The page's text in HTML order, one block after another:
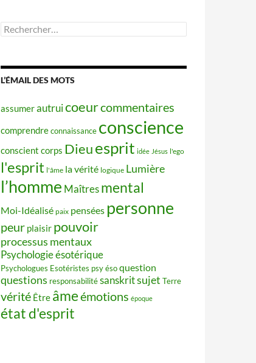
Rechercher :
L’ÉMAIL DES MOTS
assumerautruicoeurcommentaires
comprendreconnaissance conscience
conscient corps Dieuesprit idée Jésus l'ego
l'esprit l'âme la vérité logique Lumière
l’homme Maîtres mental
Moi-Idéalisé paix pensées personne
peur plaisir pouvoir
processus mentaux
Psychologie ésotérique
Psychologues Esotéristes psy ésoquestion
questions responsabilitésanskritsujet Terre
vérité Être âmeémotions époque
état d'esprit